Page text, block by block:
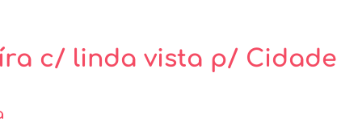
c/ linda vista p/ Cidade